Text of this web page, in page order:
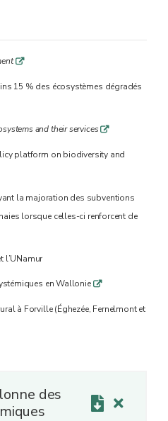
q
15 % des écosystèmes dégradés
and their services q
platform on biodiversity and
la majoration des subventions
lorsque celles-ci renforcent de
l’UNamur
en Wallonie q
à Forville (Éghezée, Fernelmont et
des